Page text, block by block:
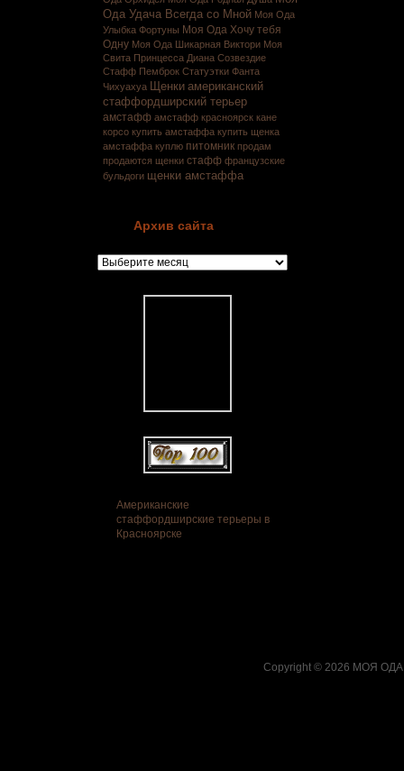
Ода Удача Всегда со Мной Моя Ода
Улыбка Фортуны Моя Ода Хочу тебя
Одну Моя Ода Шикарная Виктори Моя
Свита Принцесса Диана Созвездие
Стафф Пемброк Статуэтки Фанта
Чихуахуа Щенки американский
стаффордширский терьер
амстафф амстафф красноярск кане
корсо купить амстаффа купить щенка
амстаффа куплю питомник продам
продаются щенки стафф французские
бульдоги щенки амстаффа
Архив сайта
Американские
стаффордширские терьеры в
Красноярске
Copyright © 2026 МОЯ ОДА,